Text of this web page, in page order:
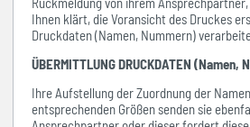
Ihnen klärt, die Voransicht des Druckes
Druckdaten (Namen, Nummern)
ÜBERMITTLUNG DRUCKDATEN (Namen,
Ihre Aufstellung der Zuordnung der
entsprechenden Größen senden sie